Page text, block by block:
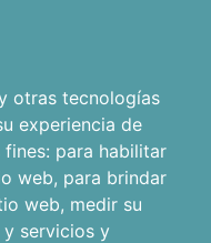
otras tecnologías
experiencia de
para habilitar
web, para brindar
web, medir su
servicios y